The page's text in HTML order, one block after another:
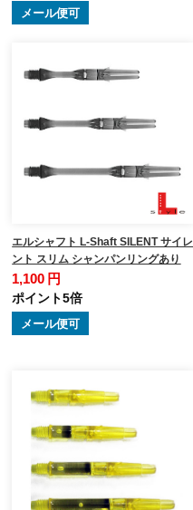
メール便可
エルシャフト L-Shaft SILENT サイレ
ント スリム シャンパンリングあり
1,100 円
ポイント5倍
メール便可